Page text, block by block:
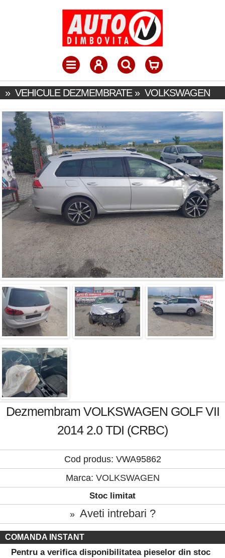
» VEHICULE DEZMEMBRATE» VOLKSWAGEN
Dezmembram VOLKSWAGEN GOLF VII
2014 2.0 TDI (CRBC)
Cod produs: VWA95862
Marca: VOLKSWAGEN
Stoc limitat
» Aveti intrebari ?
COMANDA INSTANT
Pentru a verifica disponibilitatea pieselor din stoc